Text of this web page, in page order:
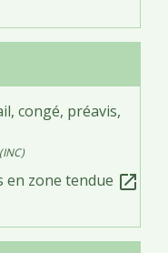
congé, préavis,
en zone tendue open_in_new